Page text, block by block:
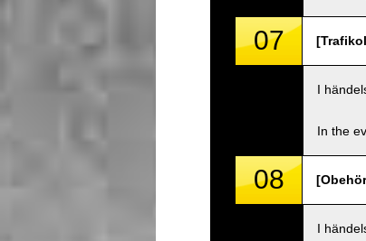
07
I
In the
08
I